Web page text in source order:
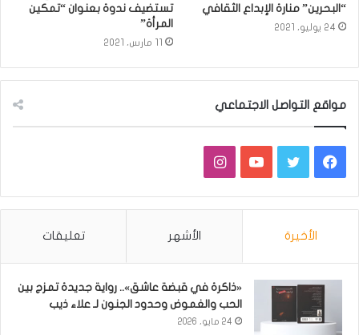
“البحرين” منارة الإبداع الثقافي
24 يوليو، 2021
تستضيف ندوة بعنوان “تمكين
المرأة”
11 مارس، 2021
مواقع التواصل الاجتماعي
فيسبوكتويتر يوتيوبانستقرام
الأخيرة الأشهر تعليقات
«ذاكرة في قبضة عاشق».. رواية جديدة تمزج بين
الحب والغموض وحدود الجنون لـ علاء ذيب
24 مايو، 2026